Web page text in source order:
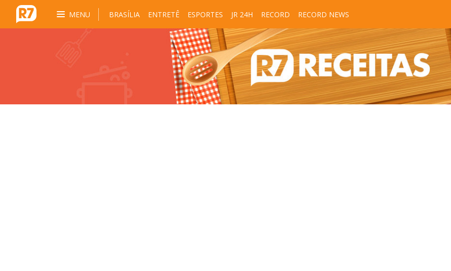
MENU BRASÍLIA ENTRETÊ ESPORTES JR 24H RECORD RECORD NEWS